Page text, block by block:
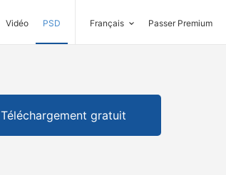
Vidéo PSD Français Passer Premium
Téléchargement gratuit